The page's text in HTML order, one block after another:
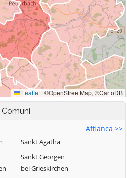
Comuni
Affianca >>
Sankt Agatha
Sankt Georgen
bei Grieskirchen